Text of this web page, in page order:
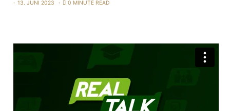
13. JUNI 2023 0 MINUTE READ